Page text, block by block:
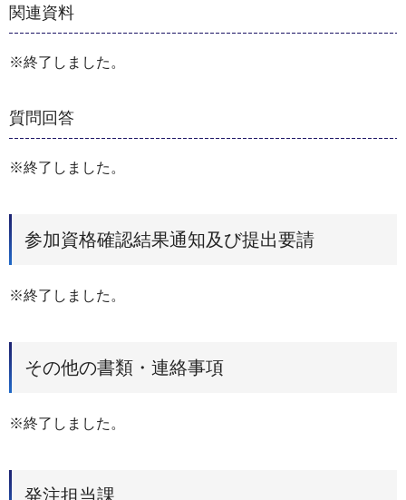
関連資料
※終了しました。
質問回答
※終了しました。
参加資格確認結果通知及び提出要請
※終了しました。
その他の書類・連絡事項
※終了しました。
発注担当課